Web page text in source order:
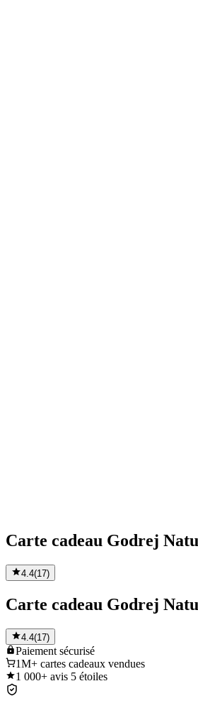
Carte cadeau Godrej
4.4(17)
Carte cadeau Godrej
4.4(17)
Paiement sécurisé
1M+ cartes cadeaux vendues
1 000+ avis 5 étoiles